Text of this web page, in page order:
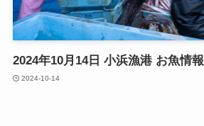
2024年10月14日 小浜漁港 お魚情報
2024-10-14